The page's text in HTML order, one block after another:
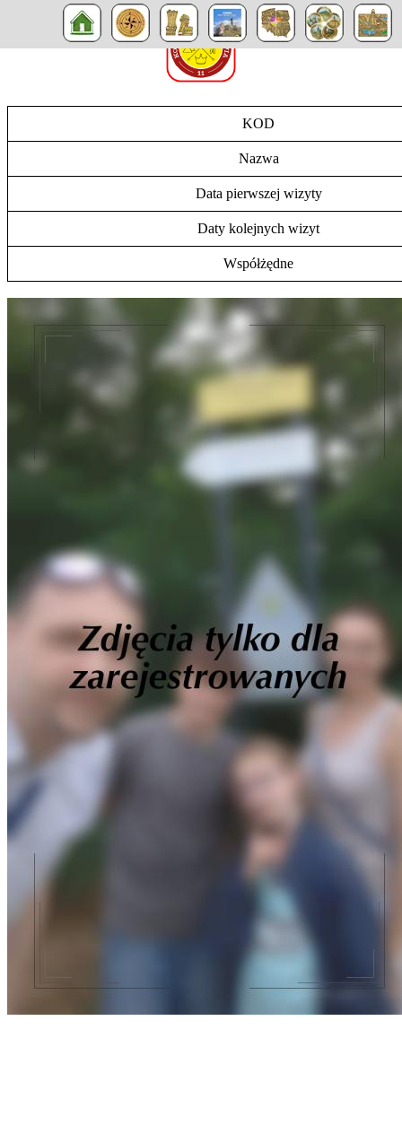
KOD
Nazwa
Data pierwszej wizyty
Daty kolejnych wizyt
Współżędne